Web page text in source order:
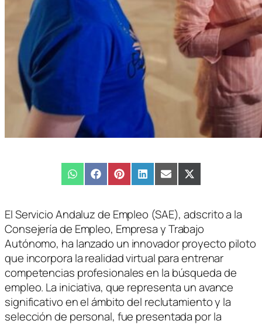
Compartir
en
WhatsAppCompartir
en
FacebookCompartir
en
PinterestCompartir
en
LinkedInCompartir
en
EmailCompartir
en
X
(Twitter)
El Servicio Andaluz de Empleo (SAE), adscrito a la
Consejería de Empleo, Empresa y Trabajo
Autónomo, ha lanzado un innovador proyecto piloto
que incorpora la realidad virtual para entrenar
competencias profesionales en la búsqueda de
empleo. La iniciativa, que representa un avance
significativo en el ámbito del reclutamiento y la
selección de personal, fue presentada por la